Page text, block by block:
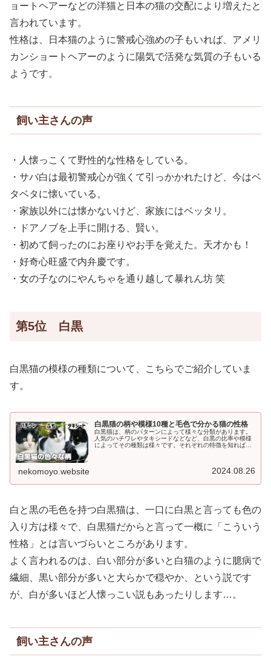
ョートヘアーなどの洋猫と日本の猫の交配により増えたと
言われています。
性格は、日本猫のように警戒心強めの子もいれば、アメリ
カンショートヘアーのように陽気で活発な気質の子もいる
ようです。
飼い主さんの声
・人懐っこくて野性的な性格をしている。
・サバ白は最初警戒心が強くて引っかかれたけど、今はベ
タベタに懐いている。
・家族以外には懐かないけど、家族にはベッタリ。
・ドアノブを上手に開ける、賢い。
・初めて飼ったのにお座りやお手を覚えた。天才かも！
・好奇心旺盛で内弁慶です。
・女の子なのにやんちゃを通り越して暴れん坊 笑
第5位 白黒
白黒猫の模様の種類について、こちらでご紹介していま
す。
白黒猫の柄や模様10種と毛色で分かる猫の性格
白黒猫は、柄のパターンによって様々な分類があります。
人気のハチワレやタキシードなどなど、白黒の比率や模様
によってその種類は様々です。それぞれの特徴を知れば、
nekomoyo.website 2024.08.26
白と黒の毛色を持つ白黒猫は、一口に白黒と言っても色の
入り方は様々で、白黒猫だからと言って一概に「こういう
性格」とは言いづらいところがあります。
よく言われるのは、白い部分が多いと白猫のように臆病で
繊細、黒い部分が多いと大らかで穏やか、という説です
が、白が多いほど人懐っこい説もあったりします…。
飼い主さんの声